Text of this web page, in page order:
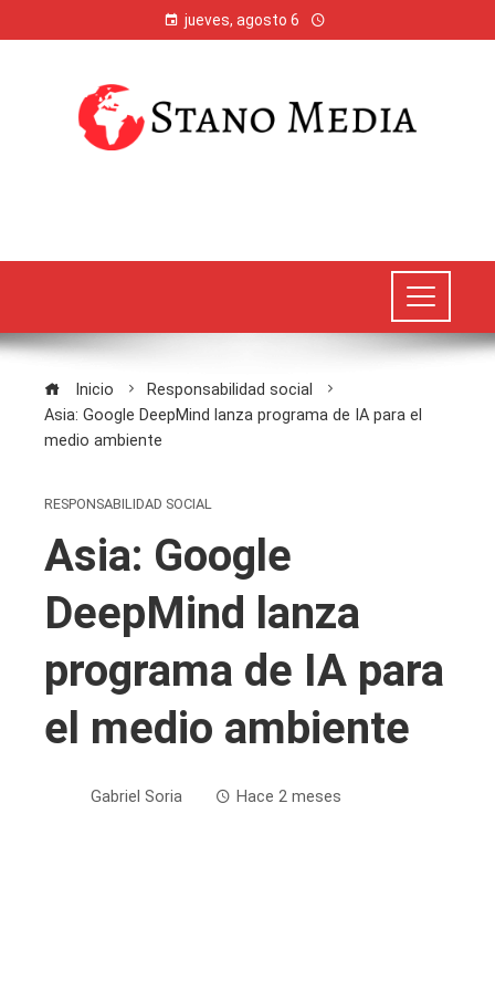
jueves, agosto 6
Inicio
Responsabilidad social
Asia: Google DeepMind lanza programa de IA para el
medio ambiente
RESPONSABILIDAD SOCIAL
Asia: Google
DeepMind lanza
programa de IA para
el medio ambiente
Gabriel Soria Hace 2 meses